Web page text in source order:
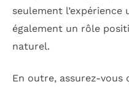
seulement
également un rôle
naturel.
En outre, assurez-vous